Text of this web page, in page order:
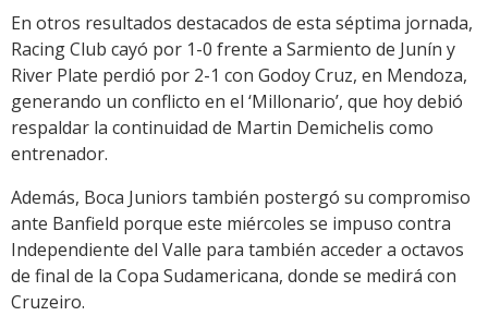
En otros resultados destacados de esta séptima jornada,
Racing Club cayó por 1-0 frente a Sarmiento de Junín y
River Plate perdió por 2-1 con Godoy Cruz, en Mendoza,
generando un conflicto en el ‘Millonario’, que hoy debió
respaldar la continuidad de Martin Demichelis como
entrenador.
Además, Boca Juniors también postergó su compromiso
ante Banfield porque este miércoles se impuso contra
Independiente del Valle para también acceder a octavos
de final de la Copa Sudamericana, donde se medirá con
Cruzeiro.